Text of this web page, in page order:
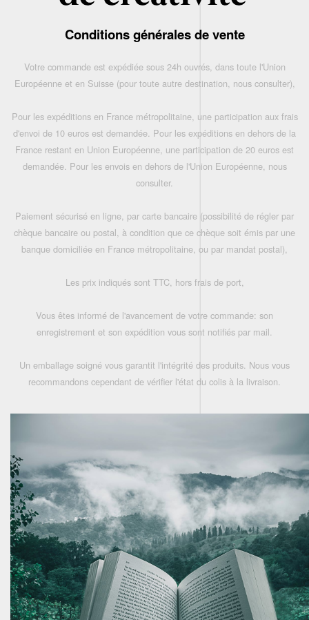
Conditions générales de vente
Votre commande est expédiée sous 24h ouvrés, dans toute l'Union
Européenne et en Suisse (pour toute autre destination, nous consulter),
Pour les expéditions en France métropolitaine, une participation aux frais
d'envoi de 10 euros est demandée. Pour les expéditions en dehors de la
France restant en Union Européenne, une participation de 20 euros est
demandée. Pour les envois en dehors de l'Union Européenne, nous
consulter.
Paiement sécurisé en ligne, par carte bancaire (possibilité de régler par
chèque bancaire ou postal, à condition que ce chèque soit émis par une
banque domiciliée en France métropolitaine, ou par mandat postal),
Les prix indiqués sont TTC, hors frais de port,
Vous êtes informé de l'avancement de votre commande: son
enregistrement et son expédition vous sont notifiés par mail.
Un emballage soigné vous garantit l'intégrité des produits. Nous vous
recommandons cependant de vérifier l'état du colis à la livraison.